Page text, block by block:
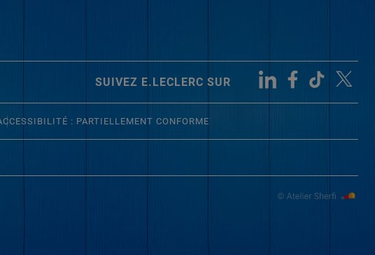
SUIVEZ E.LECLERC SUR
: PARTIELLEMENT CONFORME